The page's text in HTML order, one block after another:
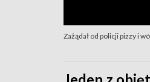
Zażądał od policji pizzy i